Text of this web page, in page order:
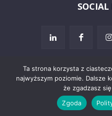
Reklama
Ta strona korzysta z
najwyższym poziomie. Dalsze
że zgadzasz
Zgoda